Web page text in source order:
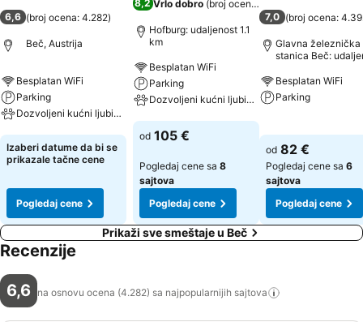
6,6 (broj ocena: 4.282)
Beč, Austrija
Besplatan WiFi
Parking
Dozvoljeni kućni ljubimci
Pogledaj cene
Izaberi datume da bi se
prikazale tačne cene
Pogledaj cene
8,2 Vrlo dobro (broj ocena: 7.298
Hofburg: udaljenost 1.1
km
Besplatan WiFi
Parking
Dozvoljeni kućni ljubimci
Pogledaj cene
od 105 €
Pogledaj cene sa 8
sajtova
Pogledaj cene
7,0 (broj ocena:
Glavna železnička
stanica Beč:
Besplatan WiFi
Parking
Pogledaj cene
od 82 €
Pogledaj cene sa 6
sajtova
Pogledaj cene
Prikaži sve smeštaje u Beč
Recenzije
6,6 na osnovu ocena (4.282) sa najpopularnijih sajtova